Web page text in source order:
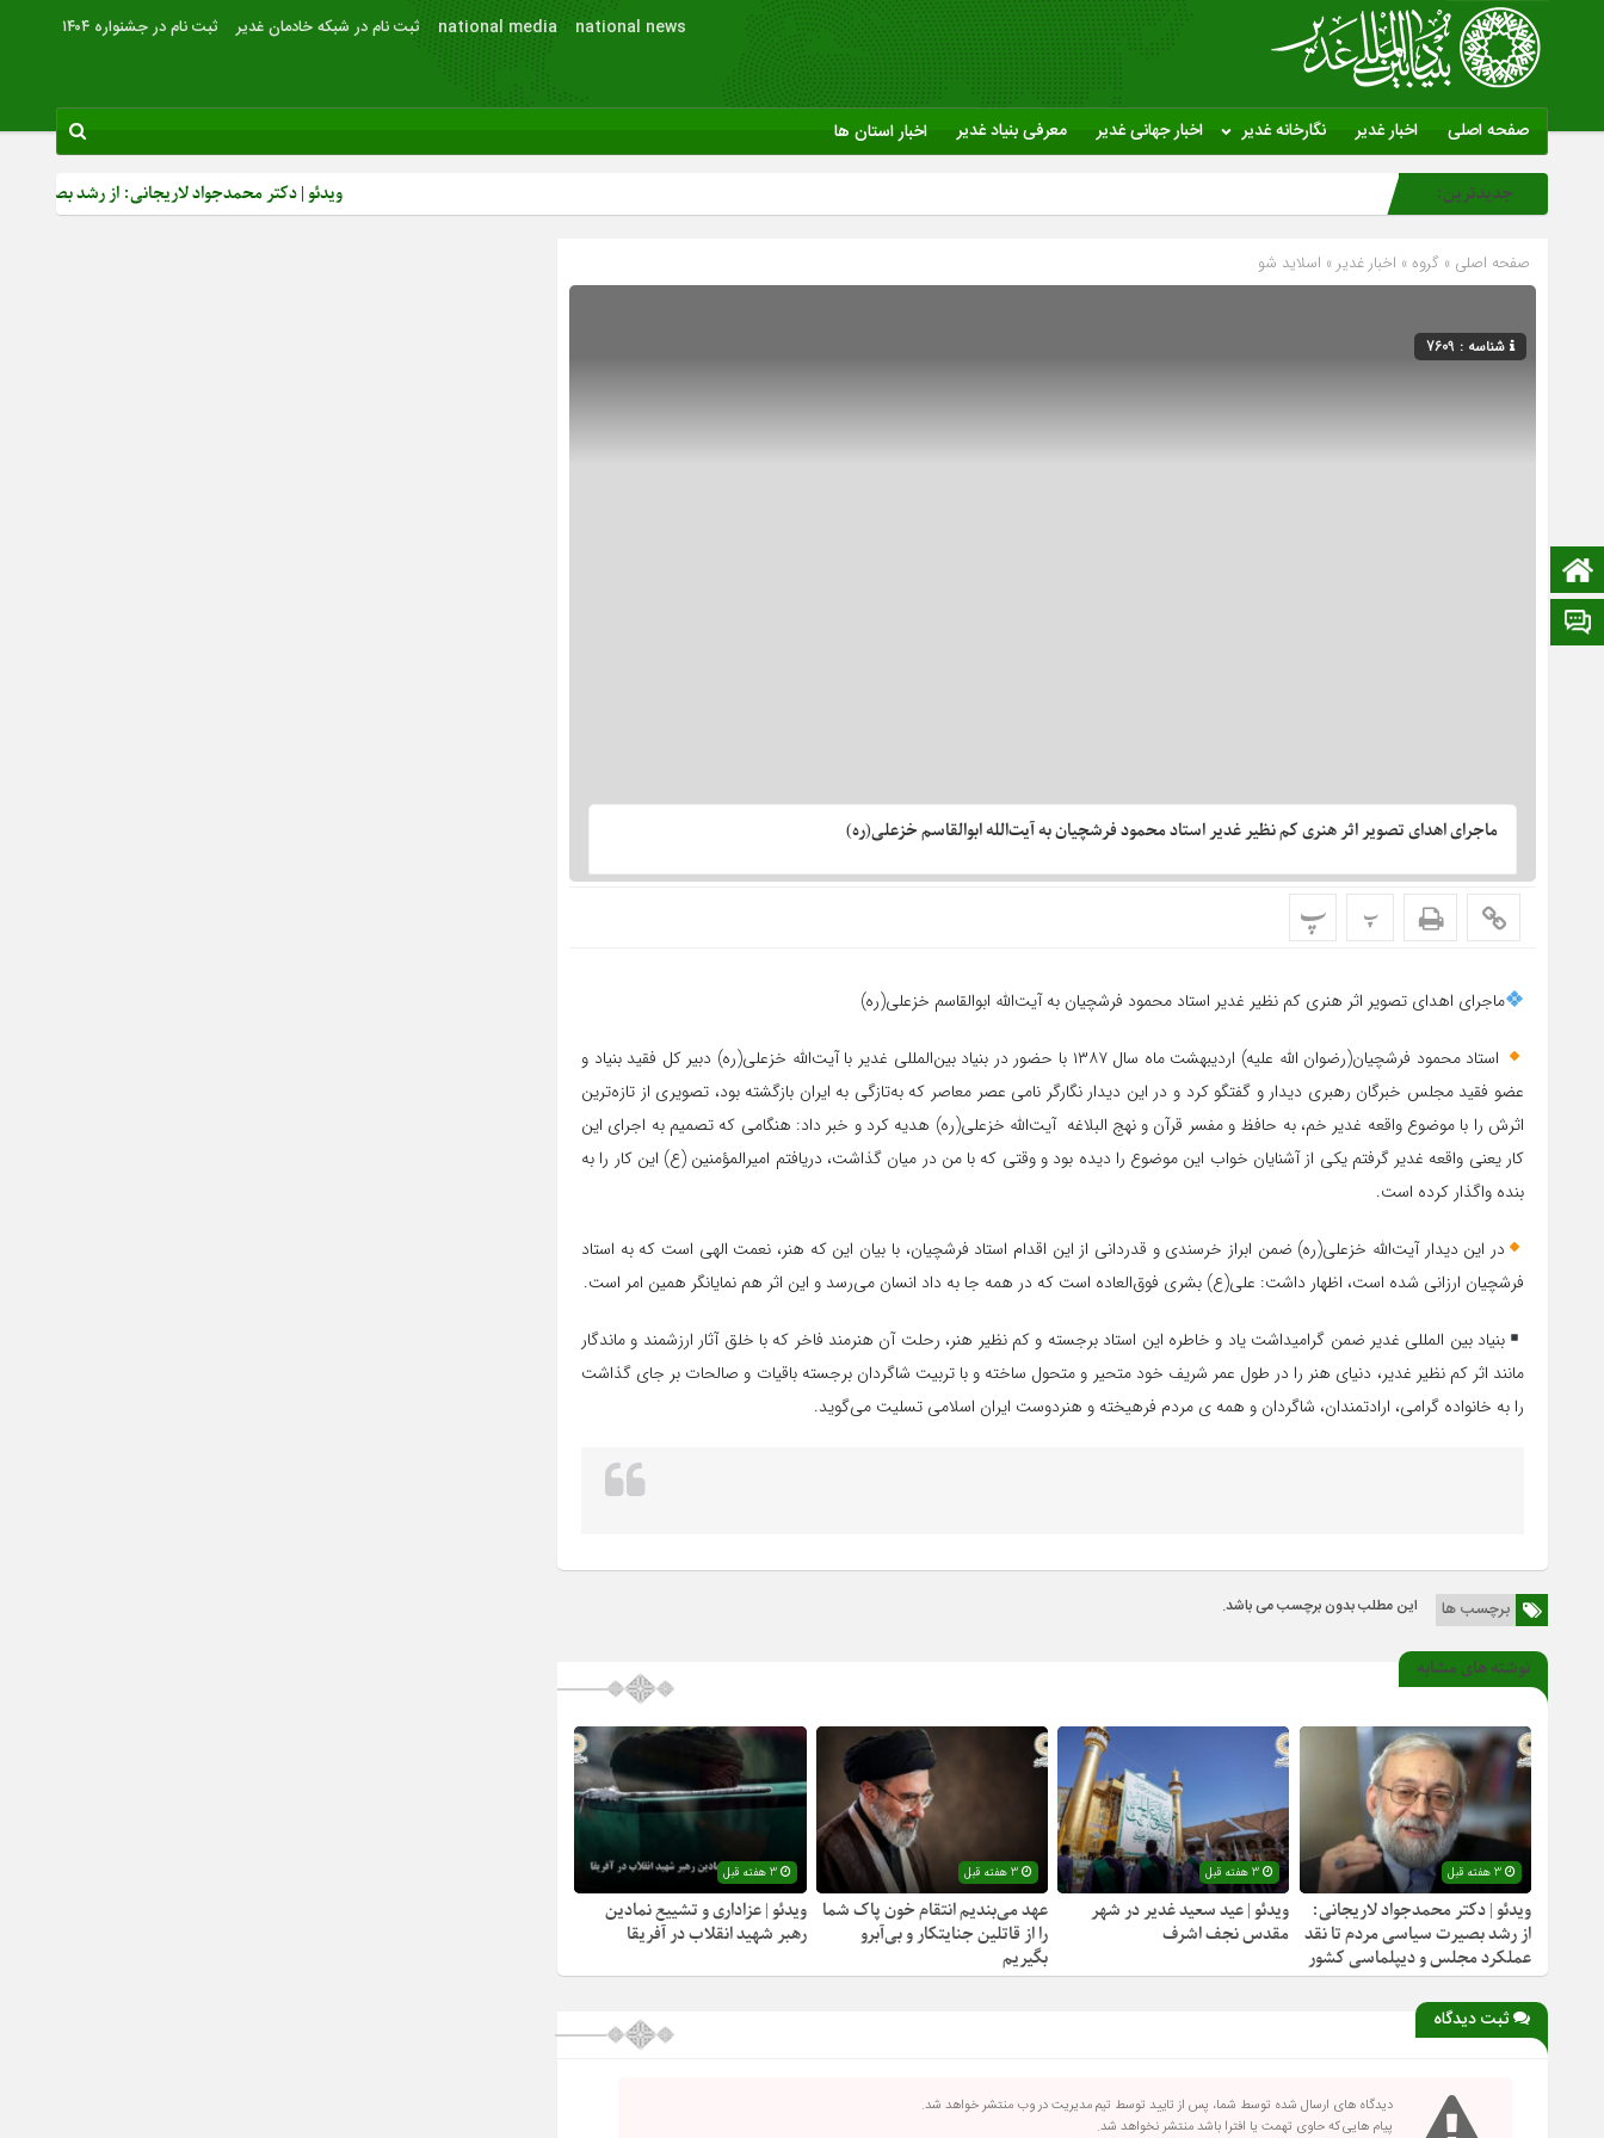
national news
national media ثبت نام در شبکه خادمان غدیر ثبت نام در جشنواره ۱۴۰۴
صفحه اصلی اخبار غدیر نگارخانه غدیر اخبار جهانی غدیر معرفی بنیاد غدیر اخبار استان ها
جدیدترین: ویدئو | دکتر محمدجواد لاریجانی: از رشد بصیرت سیاسی
صفحه اصلی » گروه » اخبار غدیر » اسلاید شو
شناسه : 7609
ماجرای اهدای تصویر اثر هنری کم نظیر غدیر استاد محمود فرشچیان به آیت‌الله ابوالقاسم خزعلی(ره)
پ پ
ماجرای اهدای تصویر اثر هنری کم نظیر غدیر استاد محمود فرشچیان به آیت‌الله ابوالقاسم خزعلی(ره)
استاد محمود فرشچیان(رضوان الله علیه) اردیبهشت ماه سال ۱۳۸۷ با حضور در بنیاد بین‌المللی غدیر با آیت‌الله خزعلی(ره) دبیر کل فقید بنیاد و
عضو فقید مجلس خبرگان رهبری دیدار و گفتگو کرد و در این دیدار نگارگر نامی عصر معاصر که به‌تازگی به ایران بازگشته بود، تصویری از تازه‌ترین
اثرش را با موضوع واقعه غدیر خم، به حافظ و مفسر قرآن و نهج البلاغه آیت‌الله خزعلی(ره) هدیه کرد و خبر داد: هنگامی که تصمیم به اجرای این
کار یعنی واقعه غدیر گرفتم یکی از آشنایان خواب این موضوع را دیده بود و وقتی که با من در میان گذاشت، دریافتم امیرالمؤمنین (ع) این کار را به
بنده واگذار کرده است.
در این دیدار آیت‌الله خزعلی(ره) ضمن ابراز خرسندی و قدردانی از این اقدام استاد فرشچیان، با بیان این که هنر، نعمت الهی است که به استاد
فرشچیان ارزانی شده است، اظهار داشت: علی(ع) بشری فوق‌العاده است که در همه جا به داد انسان می‌رسد و این اثر هم نمایانگر همین امر است.
بنیاد بین المللی غدیر ضمن گرامیداشت یاد و خاطره این استاد برجسته و کم نظیر هنر، رحلت آن هنرمند فاخر که با خلق آثار ارزشمند و ماندگار
مانند اثر کم نظیر غدیر، دنیای هنر را در طول عمر شریف خود متحیر و متحول ساخته و با تربیت شاگردان برجسته باقیات و صالحات بر جای گذاشت
را به خانواده گرامی، ارادتمندان، شاگردان و همه ی مردم فرهیخته و هنردوست ایران اسلامی تسلیت می‌گوید.
برچسب ها این مطلب بدون برچسب می باشد.
نوشته های مشابه
3 هفته قبل
ویدئو | دکتر محمدجواد لاریجانی:
از رشد بصیرت سیاسی مردم تا نقد
عملکرد مجلس و دیپلماسی کشور
3 هفته قبل
ویدئو | عید سعید غدیر در شهر
مقدس نجف اشرف
3 هفته قبل
عهد می‌بندیم انتقام خون پاک شما
را از قاتلین جنایتکار و بی‌آبرو
بگیریم
3 هفته قبل
ویدئو | عزاداری و تشییع نمادین
رهبر شهید انقلاب در آفریقا
ثبت دیدگاه
دیدگاه های ارسال شده توسط شما، پس از تایید توسط تیم مدیریت در وب منتشر خواهد شد.
پیام هایی که حاوی تهمت یا افترا باشد منتشر نخواهد شد.